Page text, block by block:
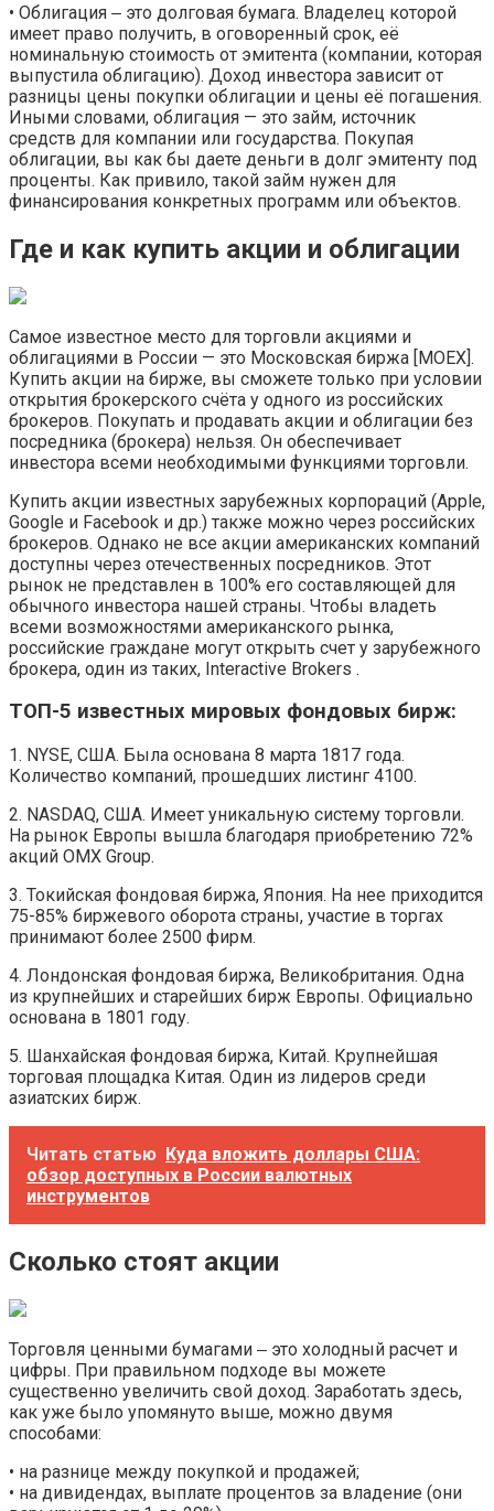
• Облигация ‒ это долговая бумага. Владелец которой
имеет право получить, в оговоренный срок, её
номинальную стоимость от эмитента (компании, которая
выпустила облигацию). Доход инвестора зависит от
разницы цены покупки облигации и цены её погашения.
Иными словами, облигация — это займ, источник
средств для компании или государства. Покупая
облигации, вы как бы даете деньги в долг эмитенту под
проценты. Как привило, такой займ нужен для
финансирования конкретных программ или объектов.
Где и как купить акции и облигации
Самое известное место для торговли акциями и
облигациями в России — это Московская биржа [MOEX].
Купить акции на бирже, вы сможете только при условии
открытия брокерского счёта у одного из российских
брокеров. Покупать и продавать акции и облигации без
посредника (брокера) нельзя. Он обеспечивает
инвестора всеми необходимыми функциями торговли.
Купить акции известных зарубежных корпораций (Apple,
Google и Facebook и др.) также можно через российских
брокеров. Однако не все акции американских компаний
доступны через отечественных посредников. Этот
рынок не представлен в 100% его составляющей для
обычного инвестора нашей страны. Чтобы владеть
всеми возможностями американского рынка,
российские граждане могут открыть счет у зарубежного
брокера, один из таких, Interactive Brokers .
ТОП-5 известных мировых фондовых бирж:
1. NYSE, США. Была основана 8 марта 1817 года.
Количество компаний, прошедших листинг 4100.
2. NASDAQ, США. Имеет уникальную систему торговли.
На рынок Европы вышла благодаря приобретению 72%
акций OMX Group.
3. Токийская фондовая биржа, Япония. На нее приходится
75-85% биржевого оборота страны, участие в торгах
принимают более 2500 фирм.
4. Лондонская фондовая биржа, Великобритания. Одна
из крупнейших и старейших бирж Европы. Официально
основана в 1801 году.
5. Шанхайская фондовая биржа, Китай. Крупнейшая
торговая площадка Китая. Один из лидеров среди
азиатских бирж.
Читать статью Куда вложить доллары США:
обзор доступных в России валютных
инструментов
Сколько стоят акции
Торговля ценными бумагами ‒ это холодный расчет и
цифры. При правильном подходе вы можете
существенно увеличить свой доход. Заработать здесь,
как уже было упомянуто выше, можно двумя
способами:
• на разнице между покупкой и продажей;
• на дивидендах, выплате процентов за владение (они